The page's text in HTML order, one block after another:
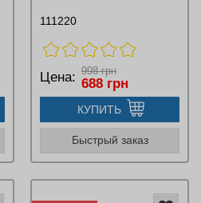
111220
Цена: 998 грн
688 грн
КУПИТЬ
Быстрый заказ